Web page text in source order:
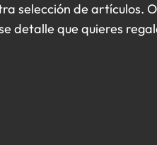
selección de artículos.
detalle que quieres